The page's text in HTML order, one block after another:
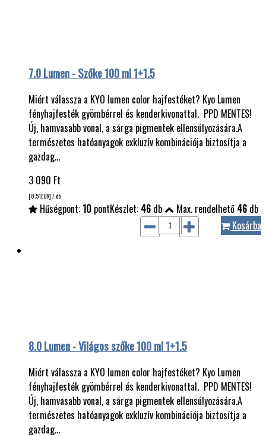
7.0 Lumen - Szőke 100 ml 1+1.5
Miért válassza a KYO lumen color hajfestéket? Kyo Lumen
fényhajfesték gyömbérrel és kenderkivonattal. PPD MENTES!
Új, hamvasabb vonal, a sárga pigmentek ellensúlyozására.A
természetes hatóanyagok exkluzív kombinációja biztosítja a
gazdag…
3 090 Ft
[8.51EUR] / db
Hűségpont:10 pontKészlet: 46 db Max. rendelhető 46 db
Kosárba
8.0 Lumen - Világos szőke 100 ml 1+1.5
Miért válassza a KYO lumen color hajfestéket? Kyo Lumen
fényhajfesték gyömbérrel és kenderkivonattal. PPD MENTES!
Új, hamvasabb vonal, a sárga pigmentek ellensúlyozására.A
természetes hatóanyagok exkluzív kombinációja biztosítja a
gazdag…